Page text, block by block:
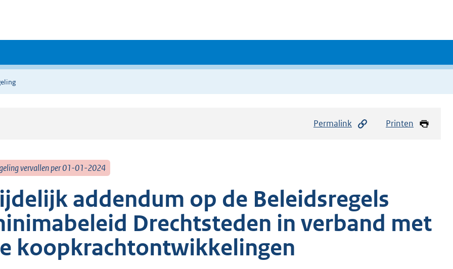
Permalink Printen
vervallen per 01-01-2024
addendum op de Beleidsregels
Drechtsteden in verband met
koopkrachtontwikkelingen